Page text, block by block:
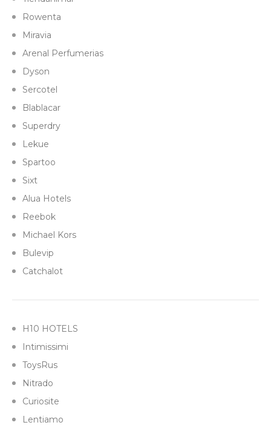
Rowenta
Miravia
Arenal Perfumerias
Dyson
Sercotel
Blablacar
Superdry
Lekue
Spartoo
Sixt
Alua Hotels
Reebok
Michael Kors
Bulevip
Catchalot
H10 HOTELS
Intimissimi
ToysRus
Nitrado
Curiosite
Lentiamo